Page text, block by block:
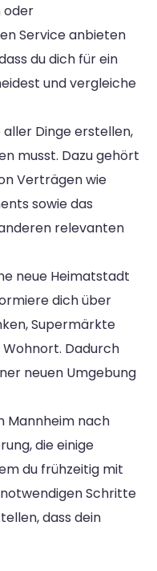
oder
Service anbieten
du dich für ein
und vergleiche
Dinge erstellen,
musst. Dazu gehört
Verträgen wie
sowie das
relevanten
neue Heimatstadt
dich über
Supermärkte
Dadurch
neuen Umgebung
Mannheim nach
die einige
du frühzeitig mit
Schritte
dass dein